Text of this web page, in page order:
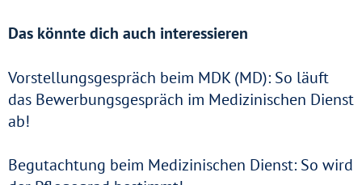
Das könnte dich auch interessieren
Vorstellungsgespräch beim MDK (MD): So läuft
das Bewerbungsgespräch im Medizinischen Dienst
ab!
Begutachtung beim Medizinischen Dienst: So wird